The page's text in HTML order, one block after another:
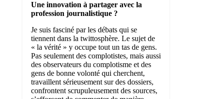
Une innovation à partager avec la
profession journalistique ?
Je suis fasciné par les débats qui se
tiennent dans la twittosphère. Le sujet de
« la vérité » y occupe tout un tas de gens.
Pas seulement des complotistes, mais aussi
des observateurs du complotisme et des
gens de bonne volonté qui cherchent,
travaillent sérieusement sur des dossiers,
confrontent scrupuleusement des sources,